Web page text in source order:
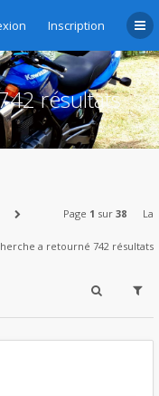
Inscription
résultats
Page 1 sur 38 La
a retourné 742 résultats